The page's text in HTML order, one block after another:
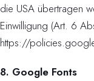
die USA übertragen
Einwilligung (Art. 6
https://
8. Google Fonts